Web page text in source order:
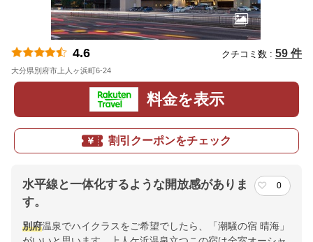
4.6 クチコミ数 : 59 件
大分県別府市上人ヶ浜町6-24
料金を表示
割引クーポンをチェック
水平線と一体化するような開放感がありま
す。
0
別府温泉でハイクラスをご希望でしたら、「潮騒の宿 晴海」